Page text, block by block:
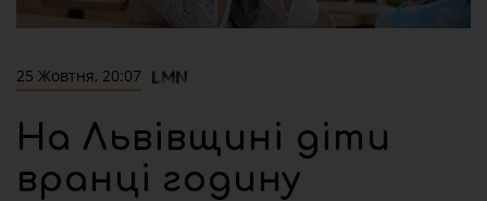
25 Жовтня, 20:07
На Львівщині діти
вранці годину